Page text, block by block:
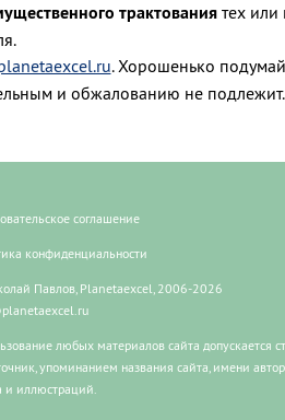
трактованиятех или
. Хорошенько
и обжалованию не подлежит.
соглашение
конфиденциальности
Павлов, Planetaexcel, 2006-2026
любых материалов сайта допускается
упоминанием названия сайта, имени
и иллюстраций.